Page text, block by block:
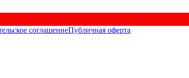
соглашениеПубличная оферта